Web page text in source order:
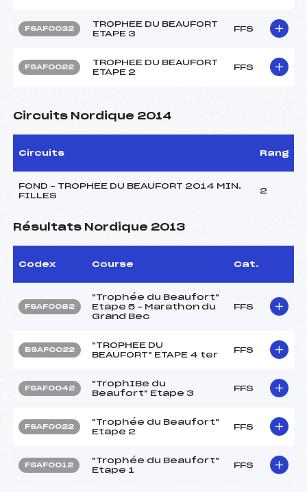
FSAF0032
TROPHEE DU BEAUFORT
ETAPE 3
FFS
FSAF0022
TROPHEE DU BEAUFORT
ETAPE 2
FFS
Circuits Nordique 2014
Circuits Rang
FOND – TROPHEE DU BEAUFORT 2014 MIN.
FILLES
2
Résultats Nordique 2013
Codex Course Cat.
FSAF0082
"Trophée du Beaufort"
Etape 5 – Marathon du
Grand Bec
FFS
BSAF0022
"TROPHEE DU
BEAUFORT" ETAPE 4 ter
FFS
FSAF0042
"TrophIBe du
Beaufort" Etape 3
FFS
FSAF0022
"Trophée du Beaufort"
Etape 2
FFS
FSAF0012
"Trophée du Beaufort"
Etape 1
FFS